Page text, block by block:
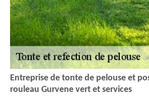
Entreprise de tonte de pelouse et
rouleau Gurvene vert et services